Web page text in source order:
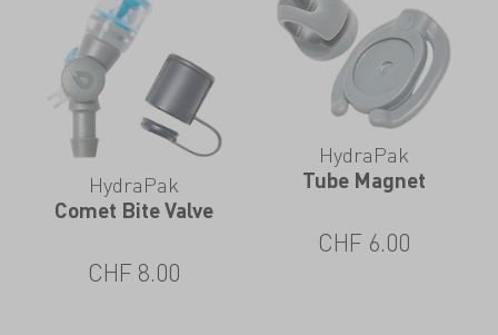
HydraPak
Comet Bite Valve
CHF 8.00
HydraPak
Tube Magnet
CHF 6.00